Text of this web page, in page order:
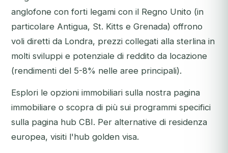
anglofone con forti legami con il Regno Unito (in
particolare Antigua, St. Kitts e Grenada) offrono
voli diretti da Londra, prezzi collegati alla sterlina in
molti sviluppi e potenziale di reddito da locazione
(rendimenti del 5-8% nelle aree principali).
Esplori le opzioni immobiliari sulla nostra pagina
immobiliare o scopra di più sui programmi specifici
sulla pagina hub CBI. Per alternative di residenza
europea, visiti l'hub golden visa.